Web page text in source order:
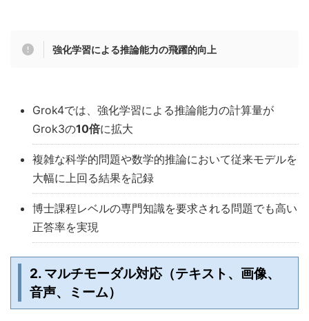
強化学習による推論能力の飛躍的向上
Grok4では、強化学習による推論能力の計算量が
Grok3の10倍に拡大
複雑な科学的問題や数学的推論において従来モデルを
大幅に上回る結果を記録
博士課程レベルの専門知識を要求される問題でも高い
正答率を実現
2. マルチモーダル対応（テキスト、画像、
音声、ミーム）